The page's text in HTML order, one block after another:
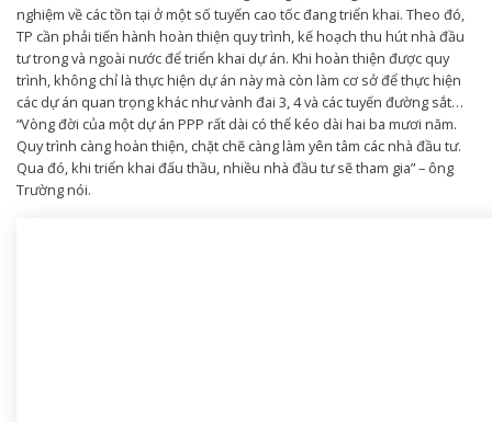
nghiệm về các tồn tại ở một số tuyến cao tốc đang triển khai. Theo đó,
TP cần phải tiến hành hoàn thiện quy trình, kế hoạch thu hút nhà đầu
tư trong và ngoài nước để triển khai dự án. Khi hoàn thiện được quy
trình, không chỉ là thực hiện dự án này mà còn làm cơ sở để thực hiện
các dự án quan trọng khác như vành đai 3, 4 và các tuyến đường sắt…
“Vòng đời của một dự án PPP rất dài có thể kéo dài hai ba mươi năm.
Quy trình càng hoàn thiện, chặt chẽ càng làm yên tâm các nhà đầu tư.
Qua đó, khi triển khai đấu thầu, nhiều nhà đầu tư sẽ tham gia” – ông
Trường nói.